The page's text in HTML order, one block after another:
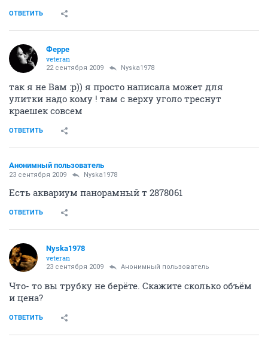
ОТВЕТИТЬ
Ферре
veteran
22 сентября 2009 Nyska1978
так я не Вам :p)) я просто написала может для
улитки надо кому ! там с верху уголо треснут
краешек совсем
ОТВЕТИТЬ
Анонимный пользователь
23 сентября 2009 Nyska1978
Есть аквариум панорамный т 2878061
ОТВЕТИТЬ
Nyska1978
veteran
23 сентября 2009 Анонимный пользователь
Что- то вы трубку не берёте. Скажите сколько объём
и цена?
ОТВЕТИТЬ